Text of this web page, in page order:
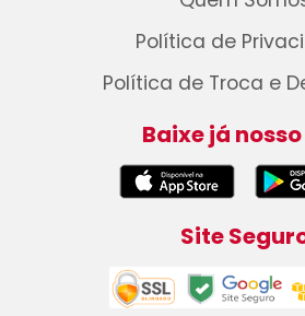
Política de
Política de Troca e
Baixe já nosso
Site